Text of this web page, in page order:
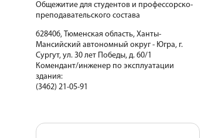
Общежитие для студентов и профессорско-
преподавательского состава
628406, Тюменская область, Ханты-
Мансийский автономный округ - Югра, г.
Сургут, ул. 30 лет Победы, д. 60/1
Комендант/инженер по эксплуатации
здания:
(3462) 21-05-91